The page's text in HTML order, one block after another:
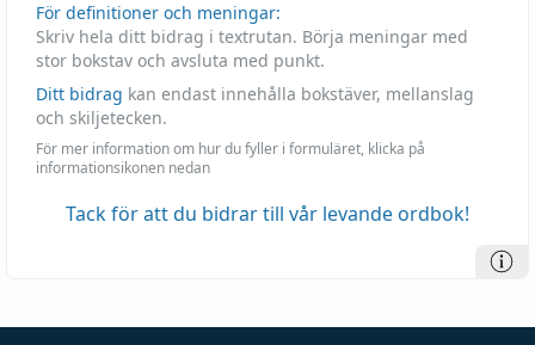
För definitioner och meningar:
Skriv hela ditt bidrag i textrutan. Börja meningar med
stor bokstav och avsluta med punkt.
Ditt bidrag kan endast innehålla bokstäver, mellanslag
och skiljetecken.
För mer information om hur du fyller i formuläret, klicka på
informationsikonen nedan
Tack för att du bidrar till vår levande ordbok!